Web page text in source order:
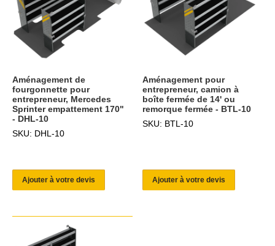
Aménagement de
fourgonnette pour
entrepreneur, Mercedes
Sprinter empattement 170"
- DHL-10
SKU: DHL-10
Ajouter à votre devis
Aménagement pour
entrepreneur, camion à
boîte fermée de 14' ou
remorque fermée - BTL-10
SKU: BTL-10
Ajouter à votre devis